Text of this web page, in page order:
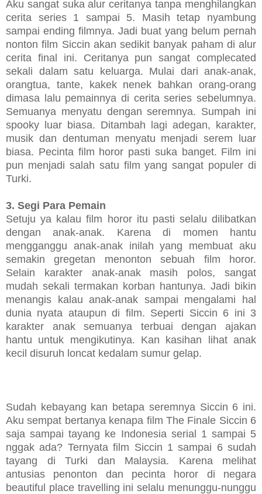
Aku sangat suka alur ceritanya tanpa menghilangkan
cerita series 1 sampai 5. Masih tetap nyambung
sampai ending filmnya. Jadi buat yang belum pernah
nonton film Siccin akan sedikit banyak paham di alur
cerita final ini. Ceritanya pun sangat complecated
sekali dalam satu keluarga. Mulai dari anak-anak,
orangtua, tante, kakek nenek bahkan orang-orang
dimasa lalu pemainnya di cerita series sebelumnya.
Semuanya menyatu dengan seremnya. Sumpah ini
spooky luar biasa. Ditambah lagi adegan, karakter,
musik dan dentuman menyatu menjadi serem luar
biasa. Pecinta film horor pasti suka banget. Film ini
pun menjadi salah satu film yang sangat populer di
Turki.
3. Segi Para Pemain
Setuju ya kalau film horor itu pasti selalu dilibatkan
dengan anak-anak. Karena di momen hantu
mengganggu anak-anak inilah yang membuat aku
semakin gregetan menonton sebuah film horor.
Selain karakter anak-anak masih polos, sangat
mudah sekali termakan korban hantunya. Jadi bikin
menangis kalau anak-anak sampai mengalami hal
dunia nyata ataupun di film. Seperti Siccin 6 ini 3
karakter anak semuanya terbuai dengan ajakan
hantu untuk mengikutinya. Kan kasihan lihat anak
kecil disuruh loncat kedalam sumur gelap.
Sudah kebayang kan betapa seremnya Siccin 6 ini.
Aku sempat bertanya kenapa film The Finale Siccin 6
saja sampai tayang ke Indonesia serial 1 sampai 5
nggak ada? Ternyata film Siccin 1 sampai 6 sudah
tayang di Turki dan Malaysia. Karena melihat
antusias penonton dan pecinta horor di negara
beautiful place travelling ini selalu menunggu-nunggu